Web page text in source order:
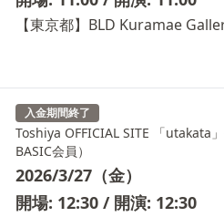
【東京都】BLD Kuramae
Toshiya OFFICIAL SITE 「utakata
BASIC会員）
2026/3/27（金）
開場: 12:30 / 開演: 12:30
入金期間終了